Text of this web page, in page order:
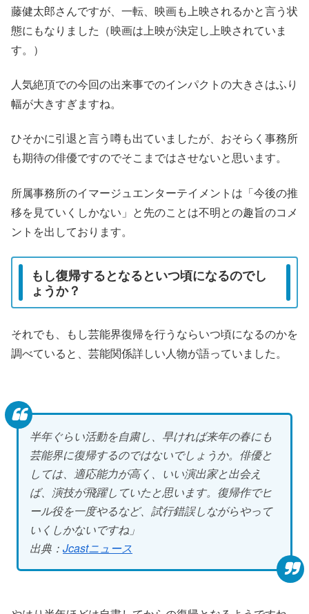
藤健太郎さんですが、一転、映画も上映されるかと言う状
態にもなりました（映画は上映が決定し上映されていま
す。）
人気絶頂での今回の出来事でのインパクトの大きさはふり
幅が大きすぎますね。
ひそかに引退と言う噂も出ていましたが、おそらく事務所
も期待の俳優ですのでそこまではさせないと思います。
所属事務所のイマージュエンターテイメントは「今後の推
移を見ていくしかない」と先のことは不明との趣旨のコメ
ントを出しております。
もし復帰するとなるといつ頃になるのでし
ょうか？
それでも、もし芸能界復帰を行うならいつ頃になるのかを
調べていると、芸能関係詳しい人物が語っていました。
半年ぐらい活動を自粛し、早ければ来年の春にも
芸能界に復帰するのではないでしょうか。俳優と
しては、適応能力が高く、いい演出家と出会え
ば、演技が飛躍していたと思います。復帰作でヒ
ール役を一度やるなど、試行錯誤しながらやって
いくしかないですね」
出典： Jcastニュース